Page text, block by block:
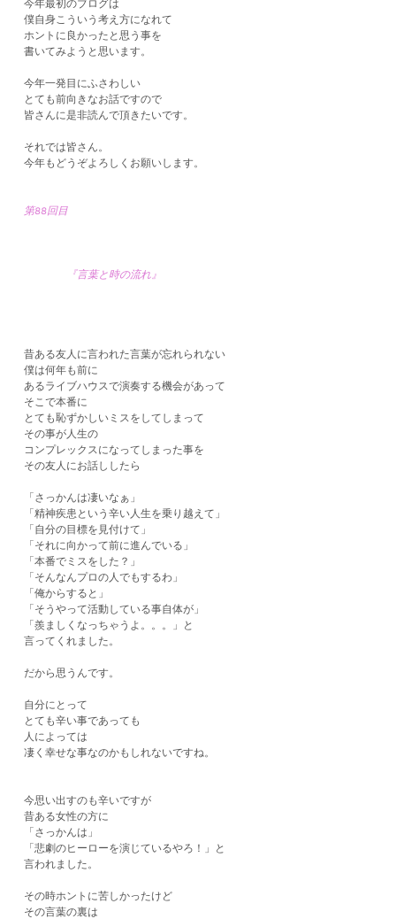
今年最初のブログは
僕自身こういう考え方になれて
ホントに良かったと思う事を
書いてみようと思います。
今年一発目にふさわしい
とても前向きなお話ですので
皆さんに是非読んで頂きたいです。
それでは皆さん。
今年もどうぞよろしくお願いします。
第88回目
『言葉と時の流れ』
昔ある友人に言われた言葉が忘れられない
僕は何年も前に
あるライブハウスで演奏する機会があって
そこで本番に
とても恥ずかしいミスをしてしまって
その事が人生の
コンプレックスになってしまった事を
その友人にお話ししたら
「さっかんは凄いなぁ」
「精神疾患という辛い人生を乗り越えて」
「自分の目標を見付けて」
「それに向かって前に進んでいる」
「本番でミスをした？」
「そんなんプロの人でもするわ」
「俺からすると」
「そうやって活動している事自体が」
「羨ましくなっちゃうよ。。。」と
言ってくれました。
だから思うんです。
自分にとって
とても辛い事であっても
人によっては
凄く幸せな事なのかもしれないですね。
今思い出すのも辛いですが
昔ある女性の方に
「さっかんは」
「悲劇のヒーローを演じているやろ！」と
言われました。
その時ホントに苦しかったけど
その言葉の裏は